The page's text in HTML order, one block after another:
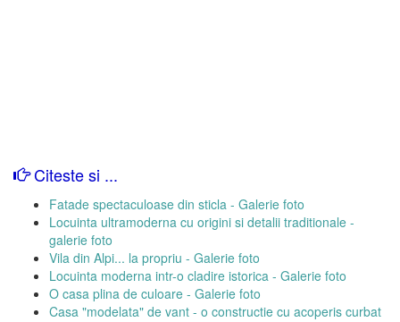
Citeste si ...
Fatade spectaculoase din sticla - Galerie foto
Locuinta ultramoderna cu origini si detalii traditionale -
galerie foto
Vila din Alpi... la propriu - Galerie foto
Locuinta moderna intr-o cladire istorica - Galerie foto
O casa plina de culoare - Galerie foto
Casa "modelata" de vant - o constructie cu acoperis curbat